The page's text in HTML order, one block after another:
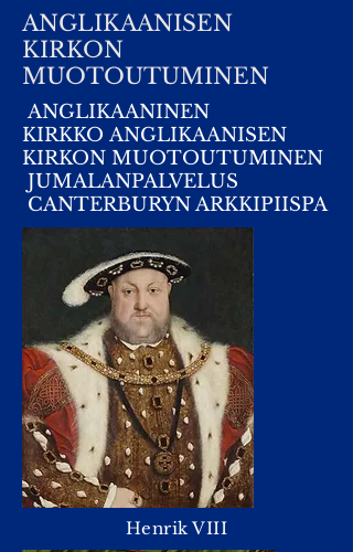
ANGLIKAANISEN
KIRKON
MUOTOUTUMINEN
ANGLIKAANINEN
KIRKKO ANGLIKAANISEN
KIRKON MUOTOUTUMINEN
JUMALANPALVELUS
CANTERBURYN ARKKIPIISPA
Henrik VIII